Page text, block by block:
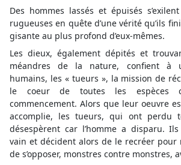
Des hommes lassés et épuisés
rugueuses en quête d’une vérité qu’ils
gisante au plus profond d’eux-mêmes.
Les dieux, également dépités et
méandres de la nature, confient à
humains, les « tueurs », la mission de
le coeur de toutes les espèces
commencement. Alors que leur oeuvre
accomplie, les tueurs, qui ont perdu
désespèrent car l’homme a disparu.
vain et décident alors de le recréer pour
de s’opposer, monstres contre monstres,